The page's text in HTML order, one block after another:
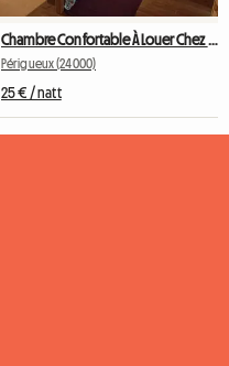
Périgueux (24000)
25 € / natt